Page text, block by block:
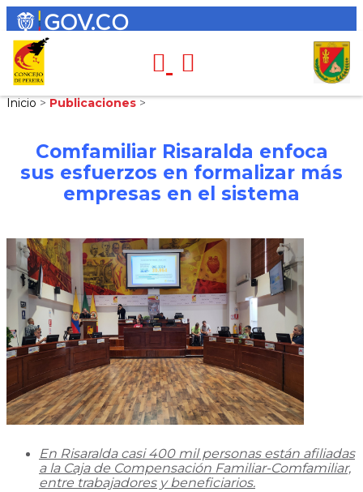
Inicio > Publicaciones >
Comfamiliar Risaralda enfoca
sus esfuerzos en formalizar más
empresas en el sistema
En Risaralda casi 400 mil personas están afiliadas
a la Caja de Compensación Familiar-Comfamiliar,
entre trabajadores y beneficiarios.